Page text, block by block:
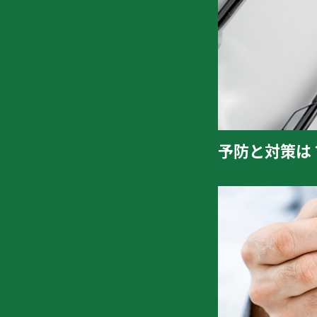
予防と対策は